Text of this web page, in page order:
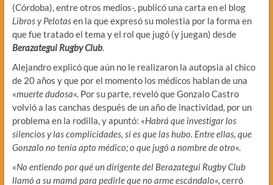
(Córdoba), entre otros medios-, publicó una carta en el blog
Libros y Pelotasen la que expresó su molestia por la forma en
que fue tratado el tema y el rol que jugó (y juegan) desde
Berazategui Rugby Club.
Alejandro explicó que aún no le realizaron la autopsia al chico
de 20 años y que por el momento los médicos hablan de una
«muerte dudosa«. Por su parte, reveló que Gonzalo Castro
volvió a las canchas después de un año de inactividad, por un
problema en la rodilla, y apuntó: «Habrá que investigar los
silencios y las complicidades, si es que las hubo. Entre ellas, que
Gonzalo no tenía apto médico; o que jugó a nombre de otro«.
«No entiendo por qué un dirigente del Berazategui Rugby Club
llamó a su mamá para pedirle que no arme escándalo«, cerró